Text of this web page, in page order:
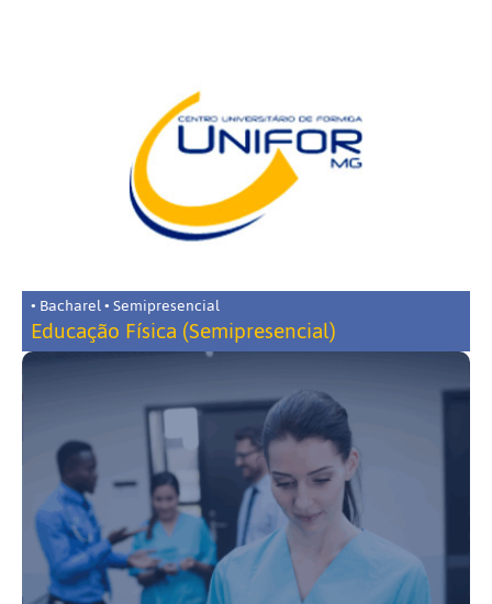
• Bacharel • Semipresencial
Educação Física (Semipresencial)